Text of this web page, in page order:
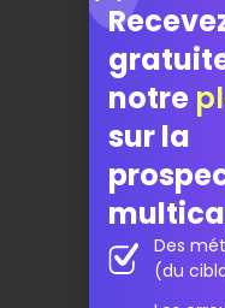
notre
sur la
Des
(du